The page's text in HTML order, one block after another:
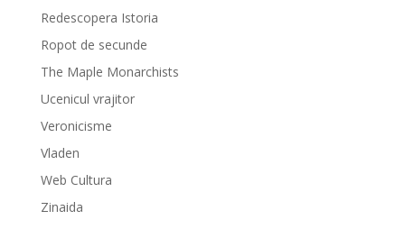
Redescopera Istoria
Ropot de secunde
The Maple Monarchists
Ucenicul vrajitor
Veronicisme
Vladen
Web Cultura
Zinaida